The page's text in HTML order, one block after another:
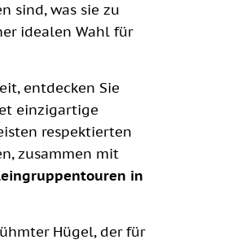
sind, was sie zu
idealen Wahl für
entdecken Sie
einzigartige
respektierten
zusammen mit
in
Hügel, der für